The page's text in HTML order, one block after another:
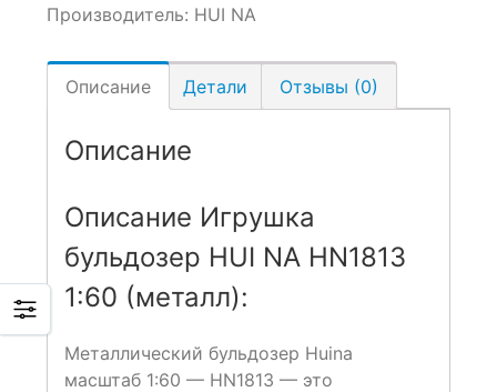
Производитель: HUI NA
Описание Детали Отзывы (0)
Описание
Описание Игрушка
бульдозер HUI NA HN1813
1:60 (металл):
Металлический бульдозер Huina
масштаб 1:60 — HN1813 — это